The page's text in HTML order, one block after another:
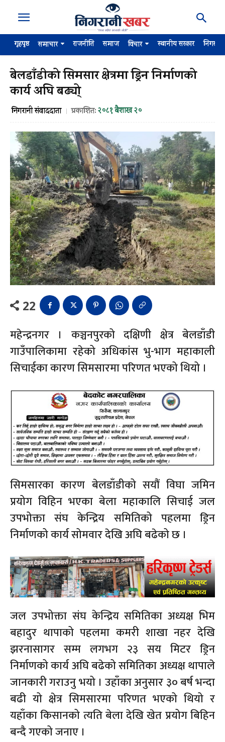
गृहपृष्ठ समाचार राजनीति समाज विचार स्थानीय सरकार
बेलडाँडीको सिमसार क्षेत्रमा ड्रिन निर्माणको
कार्य अघि बढ्यो्
निगरानी संवाददाता प्रकाशित:२०८१ बैशाख २०
22
महेन्द्रनगर । कञ्चनपुरको दक्षिणी क्षेत्र बेलडाँडी
गाउँपालिकामा रहेको अधिकांस भु-भाग महाकाली
सिचाईका कारण सिमसारमा परिणत भएको थियो ।
सिमसारका कारण बेलडाँडीको सयौं विघा जमिन
प्रयोग विहिन भएका बेला महाकालि सिचाई जल
उपभोक्ता संघ केन्द्रिय समितिको पहलमा ड्रिन
निर्माणको कार्य सोमवार देखि अघि बढेको छ ।
जल उपभोक्ता संघ केन्द्रिय समितिका अध्यक्ष भिम
बहादुर थापाको पहलमा कमरी शाखा नहर देखि
झरनासागर सम्म लगभग २३ सय मिटर ड्रिन
निर्माणको कार्य अघि बढेको समितिका अध्यक्ष थापाले
जानकारी गराउनु भयो । उहाँका अनुसार ३० बर्ष भन्दा
बढी यो क्षेत्र सिमसारमा परिणत भएको थियो र
यहाँका किसानको त्यति बेला देखि खेत प्रयोग बिहिन
बन्दै गएको जनाए ।